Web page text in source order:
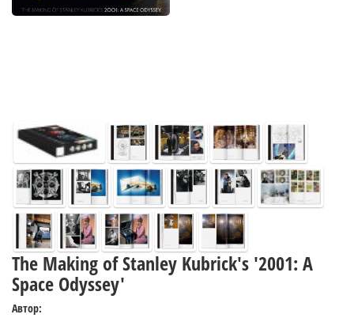
The Making of Stanley Kubrick's '2001: A
Space Odyssey'
Автор: